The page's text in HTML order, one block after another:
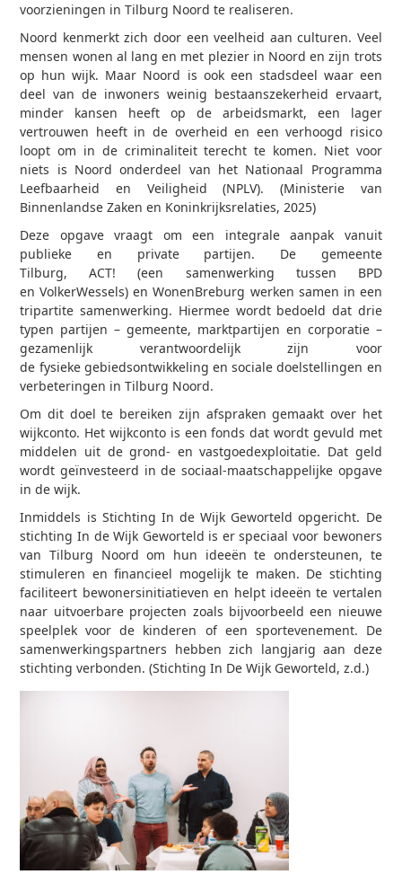
voorzieningen in Tilburg Noord te realiseren.
Noord kenmerkt zich door een veelheid aan culturen. Veel
mensen wonen al lang en met plezier in Noord en zijn trots
op hun wijk. Maar Noord is ook een stadsdeel waar een
deel van de inwoners weinig bestaanszekerheid ervaart,
minder kansen heeft op de arbeidsmarkt, een lager
vertrouwen heeft in de overheid en een verhoogd risico
loopt om in de criminaliteit terecht te komen. Niet voor
niets is Noord onderdeel van het Nationaal Programma
Leefbaarheid en Veiligheid (NPLV). (Ministerie van
Binnenlandse Zaken en Koninkrijksrelaties, 2025)
Deze opgave vraagt om een integrale aanpak vanuit
publieke en private partijen. De gemeente
Tilburg, ACT! (een samenwerking tussen BPD
en VolkerWessels) en WonenBreburg werken samen in een
tripartite samenwerking. Hiermee wordt bedoeld dat drie
typen partijen – gemeente, marktpartijen en corporatie –
gezamenlijk verantwoordelijk zijn voor
de fysieke gebiedsontwikkeling en sociale doelstellingen en
verbeteringen in Tilburg Noord.
Om dit doel te bereiken zijn afspraken gemaakt over het
wijkconto. Het wijkconto is een fonds dat wordt gevuld met
middelen uit de grond- en vastgoedexploitatie. Dat geld
wordt geïnvesteerd in de sociaal-maatschappelijke opgave
in de wijk.
Inmiddels is Stichting In de Wijk Geworteld opgericht. De
stichting In de Wijk Geworteld is er speciaal voor bewoners
van Tilburg Noord om hun ideeën te ondersteunen, te
stimuleren en financieel mogelijk te maken. De stichting
faciliteert bewonersinitiatieven en helpt ideeën te vertalen
naar uitvoerbare projecten zoals bijvoorbeeld een nieuwe
speelplek voor de kinderen of een sportevenement. De
samenwerkingspartners hebben zich langjarig aan deze
stichting verbonden. (Stichting In De Wijk Geworteld, z.d.)